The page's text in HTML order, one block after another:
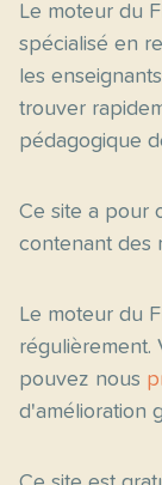
Le moteur du
spécialisé en
les
trouver
pédagogique
Ce site a pour
contenant des
Le moteur du
régulièrement.
pouvez nous
d'amélioration